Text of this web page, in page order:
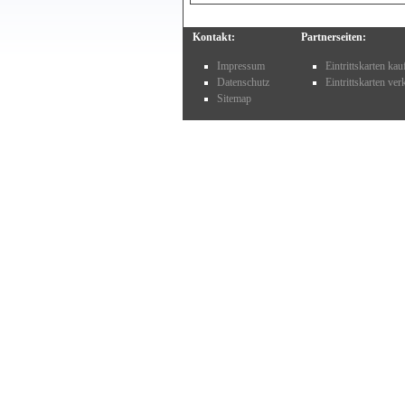
Kontakt:
Impressum
Datenschutz
Sitemap
Partnerseiten:
Eintrittskarten
Eintrittskarten